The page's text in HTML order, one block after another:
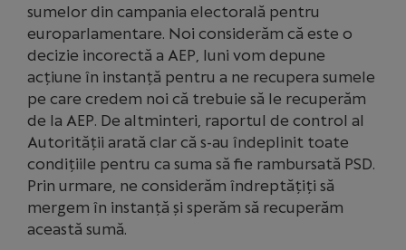
sumelor din campania electorală pentru
europarlamentare. Noi considerăm că este o
decizie incorectă a AEP, luni vom depune
acțiune în instanță pentru a ne recupera sumele
pe care credem noi că trebuie să le recuperăm
de la AEP. De altminteri, raportul de control al
Autorității arată clar că s-au îndeplinit toate
condițiile pentru ca suma să fie rambursată PSD.
Prin urmare, ne considerăm îndreptățiți să
mergem în instanță și sperăm să recuperăm
această sumă.